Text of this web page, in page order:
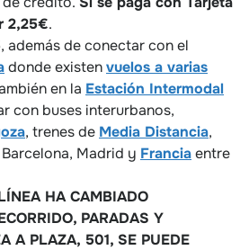
2,25€.
, además de conectar con el
donde existenvuelos a varias
en la Estación Intermodal
con buses interurbanos,
, trenes de Media Distancia,
Madrid y Franciaentre
HA CAMBIADO
PARADAS Y
A PLAZA, 501, SE PUEDE